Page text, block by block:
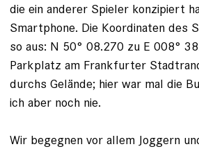
die ein anderer Spieler konzipiert
Smartphone. Die ­Koordinaten des
so aus: N 50° 08.270 zu E 008°
Parkplatz am Frankfurter
durchs Gelände; hier war mal die
ich aber noch nie.
Wir begegnen vor allem Joggern